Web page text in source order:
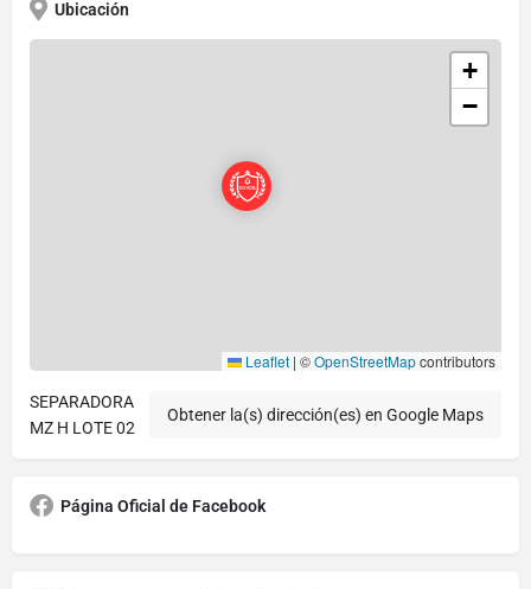
Ubicación
+
−
Leaflet | ©OpenStreetMapcontributors
SEPARADORA
MZ H LOTE 02
Obtener la(s) dirección(es) en Google Maps
Página Oficial de Facebook